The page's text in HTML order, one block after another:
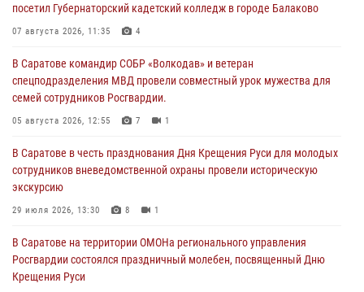
посетил Губернаторский кадетский колледж в городе Балаково
07 августа 2026, 11:35 4
В Саратове командир СОБР «Волкодав» и ветеран
спецподразделения МВД провели совместный урок мужества для
семей сотрудников Росгвардии.
05 августа 2026, 12:55 7 1
В Саратове в честь празднования Дня Крещения Руси для молодых
сотрудников вневедомственной охраны провели историческую
экскурсию
29 июля 2026, 13:30 8 1
В Саратове на территории ОМОНа регионального управления
Росгвардии состоялся праздничный молебен, посвященный Дню
Крещения Руси